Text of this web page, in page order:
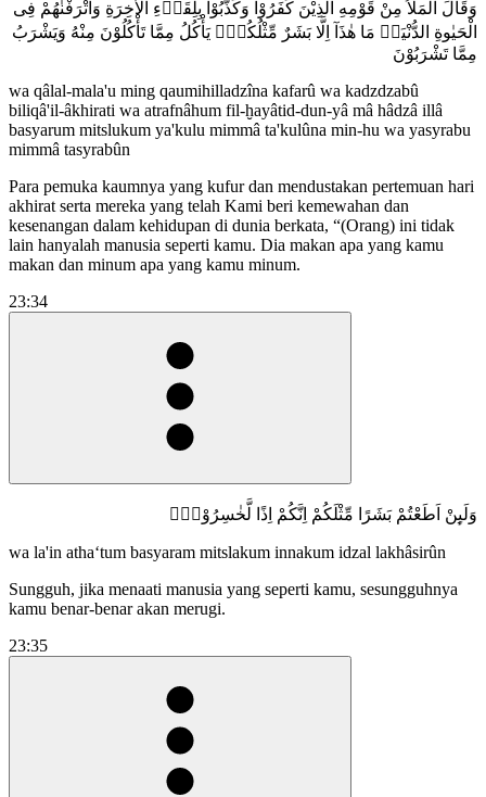
وَقَالَ الْمَلَاُ مِنْ قَوْمِهِ الَّذِيْنَ كَفَرُوْا وَكَذَّبُوْا بِلِقَاۤءِ الْاٰخِرَةِ وَاَتْرَفْنٰهُمْ فِى
الْحَيٰوةِ الدُّنْيَاۙ مَا هٰذَآ اِلَّا بَشَرٌ مِّثْلُكُمْۙ يَأْكُلُ مِمَّا تَأْكُلُوْنَ مِنْهُ وَيَشْرَبُ
مِمَّا تَشْرَبُوْنَ
wa qâlal-mala'u ming qaumihilladzîna kafarû wa kadzdzabû
biliqâ'il-âkhirati wa atrafnâhum fil-ḫayâtid-dun-yâ mâ hâdzâ illâ
basyarum mitslukum ya'kulu mimmâ ta'kulûna min-hu wa yasyrabu
mimmâ tasyrabûn
Para pemuka kaumnya yang kufur dan mendustakan pertemuan hari
akhirat serta mereka yang telah Kami beri kemewahan dan
kesenangan dalam kehidupan di dunia berkata, “(Orang) ini tidak
lain hanyalah manusia seperti kamu. Dia makan apa yang kamu
makan dan minum apa yang kamu minum.
23:34
وَلَىِٕنْ اَطَعْتُمْ بَشَرًا مِّثْلَكُمْ اِنَّكُمْ اِذًا لَّخٰسِرُوْنَۙ
wa la'in atha‘tum basyaram mitslakum innakum idzal lakhâsirûn
Sungguh, jika menaati manusia yang seperti kamu, sesungguhnya
kamu benar-benar akan merugi.
23:35